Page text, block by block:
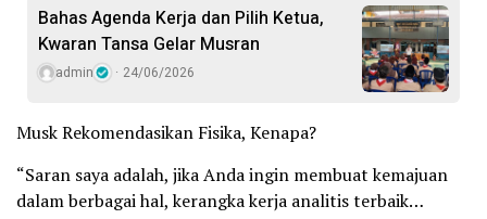
Bahas Agenda Kerja dan Pilih Ketua,
Kwaran Tansa Gelar Musran
admin 24/06/2026
Musk Rekomendasikan Fisika, Kenapa?
“Saran saya adalah, jika Anda ingin membuat kemajuan
dalam berbagai hal, kerangka kerja analitis terbaik…